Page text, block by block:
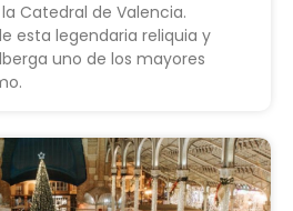
Catedral de Valencia.
esta legendaria reliquia y
uno de los mayores